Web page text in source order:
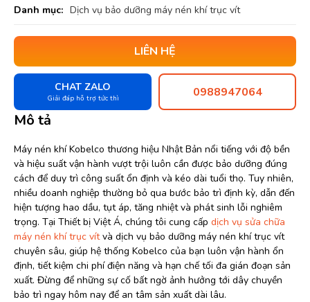
Danh mục: Dịch vụ bảo dưỡng máy nén khí trục vít
LIÊN HỆ
CHAT ZALO
Giải đáp hỗ trợ tức thì 0988947064
Mô tả
Máy nén khí Kobelco thương hiệu Nhật Bản nổi tiếng với độ bền
và hiệu suất vận hành vượt trội luôn cần được bảo dưỡng đúng
cách để duy trì công suất ổn định và kéo dài tuổi thọ. Tuy nhiên,
nhiều doanh nghiệp thường bỏ qua bước bảo trì định kỳ, dẫn đến
hiện tượng hao dầu, tụt áp, tăng nhiệt và phát sinh lỗi nghiêm
trọng. Tại Thiết bị Việt Á, chúng tôi cung cấp dịch vụ sửa chữa
máy nén khí trục vítvà dịch vụ bảo dưỡng máy nén khí trục vít
chuyên sâu, giúp hệ thống Kobelco của bạn luôn vận hành ổn
định, tiết kiệm chi phí điện năng và hạn chế tối đa gián đoạn sản
xuất. Đừng để những sự cố bất ngờ ảnh hưởng tới dây chuyền
bảo trì ngay hôm nay để an tâm sản xuất dài lâu.